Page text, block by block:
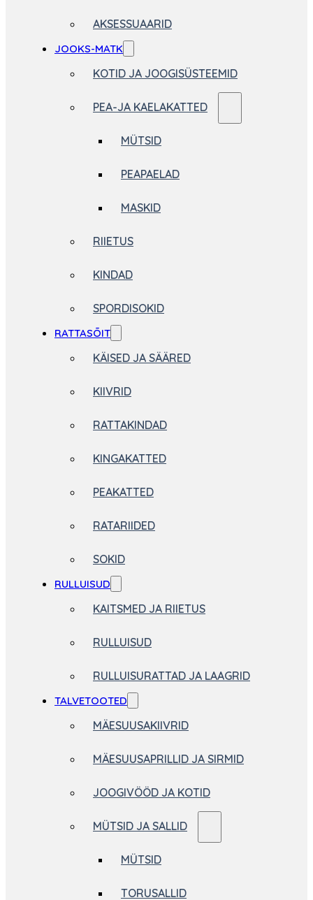
AKSESSUAARID
JOOKS-MATK
KOTID JA JOOGISÜSTEEMID
PEA-JA KAELAKATTED
MÜTSID
PEAPAELAD
MASKID
RIIETUS
KINDAD
SPORDISOKID
RATTASÕIT
KÄISED JA SÄÄRED
KIIVRID
RATTAKINDAD
KINGAKATTED
PEAKATTED
RATARIIDED
SOKID
RULLUISUD
KAITSMED JA RIIETUS
RULLUISUD
RULLUISURATTAD JA LAAGRID
TALVETOOTED
MÄESUUSAKIIVRID
MÄESUUSAPRILLID JA SIRMID
JOOGIVÖÖD JA KOTID
MÜTSID JA SALLID
MÜTSID
TORUSALLID